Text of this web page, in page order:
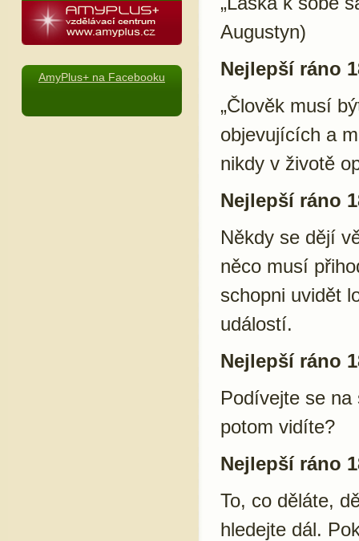
AmyPlus+ na Facebooku
Augustyn)
Nejlepší ráno
„Člověk musí
objevujících a
nikdy v životě
Nejlepší ráno
Někdy se dějí
něco musí
schopni uvidět
událostí.
Nejlepší ráno
Podívejte se
potom vidíte?
Nejlepší ráno
To, co děláte,
hledejte dál.